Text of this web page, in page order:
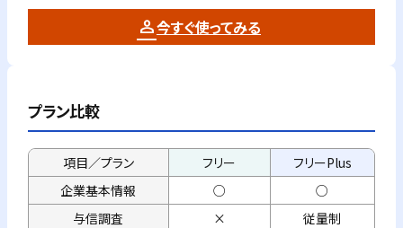
今すぐ使ってみる
プラン比較
項目／プラン フリー
フリーPlus
企業基本情報
○
○
与信調査
×
従量制